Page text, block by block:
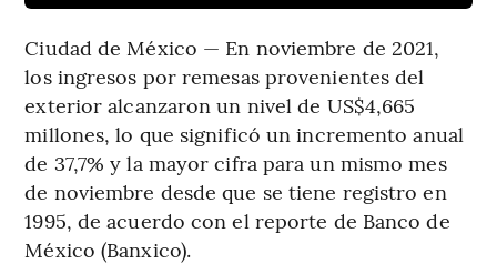
Ciudad de México — En noviembre de 2021,
los ingresos por remesas provenientes del
exterior alcanzaron un nivel de US$4,665
millones, lo que significó un incremento anual
de 37,7% y la mayor cifra para un mismo mes
de noviembre desde que se tiene registro en
1995, de acuerdo con el reporte de Banco de
México (Banxico).